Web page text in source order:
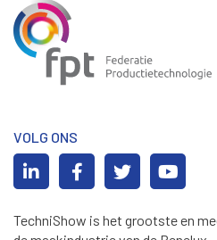
VOLG ONS
TechniShow is het grootste en